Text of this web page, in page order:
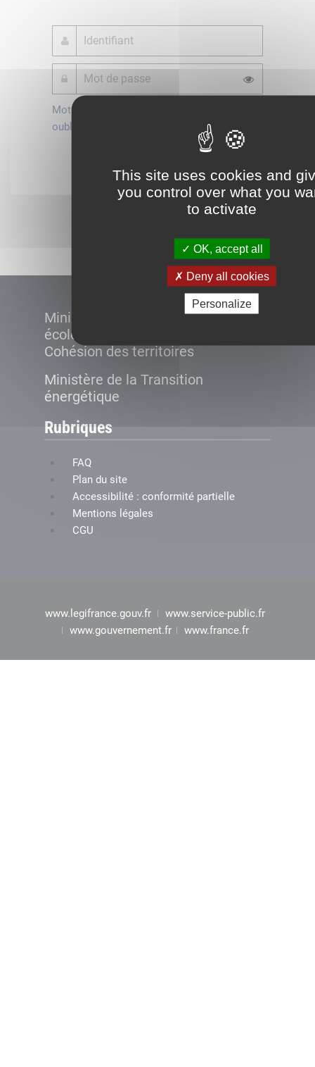
This site uses cookies and
you control over what you
to activate
OK, accept all
Deny all cookies
Personalize
Mot de passe
oublié ?
Ministère de la Transition
écologique et de la
Cohésion des territoires
Ministère de la Transition
énergétique
Rubriques
FAQ
Plan du site
Accessibilité : conformité partielle
Mentions légales
CGU
www.legifrance.gouv.fr
www.service-public.fr
www.gouvernement.fr
www.france.fr